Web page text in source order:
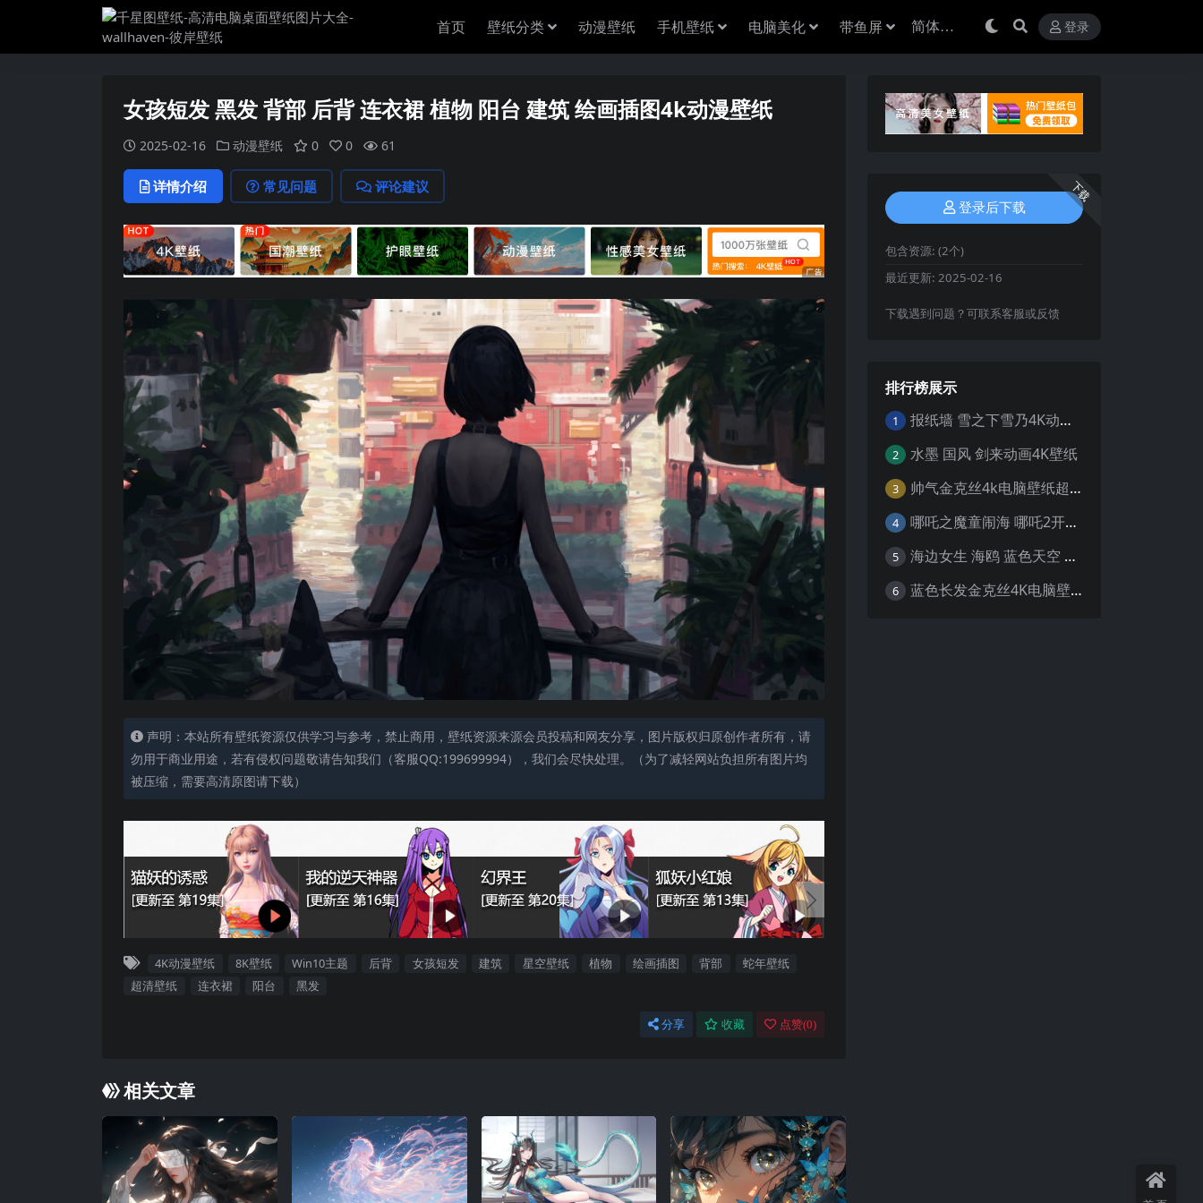
首页 壁纸分类 动漫壁纸 手机壁纸 电脑美化 带鱼屏 登录
女孩短发 黑发 背部 后背 连衣裙 植物 阳台 建筑 绘画插图4k动漫壁纸
2025-02-16 动漫壁纸 0 0 61
详情介绍 常见问题 评论建议
声明：本站所有壁纸资源仅供学习与参考，禁止商用，壁纸资源来源会员投稿和网友分享，图片版权归原创作者所有，请
勿用于商业用途，若有侵权问题敬请告知我们（客服QQ:199699994），我们会尽快处理。（为了减轻网站负担所有图片均
被压缩，需要高清原图请下载）
4K动漫壁纸 8K壁纸 Win10主题 后背 女孩短发 建筑 星空壁纸 植物 绘画插图 背部
蛇年壁纸
超清壁纸
连衣裙 阳台 黑发
分享 收藏 点赞(0)
相关文章
下载
登录后下载
包含资源: (2个)
最近更新: 2025-02-16
下载遇到问题？可联系客服或反馈
排行榜展示
1 报纸墙 雪之下雪乃4K动漫壁纸
2 水墨 国风 剑来动画4K壁纸
3 帅气金克丝4k电脑壁纸超清
4 哪吒之魔童闹海 哪吒2开场4K壁纸
5 海边女生 海鸥 蓝色天空 4K壁纸
6 蓝色长发金克丝4K电脑壁纸